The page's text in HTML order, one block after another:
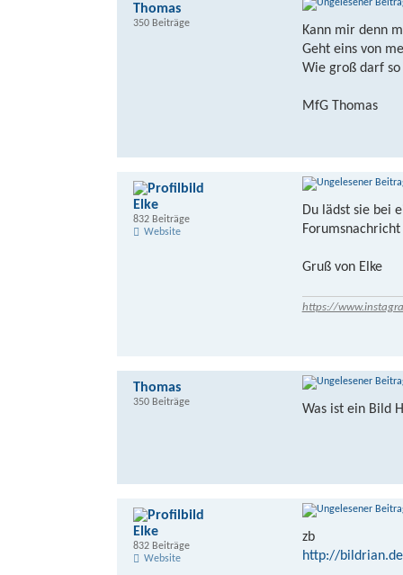
Kann mir denn
Geht eins von
Wie groß darf so
MfG Thomas
Thomas
350 Beiträge
Du lädst sie bei
Gruß von Elke
https://
Elke
832 Beiträge
Website
Was ist ein Bild
Thomas
350 Beiträge
zb
http://
Elke
832 Beiträge
Website